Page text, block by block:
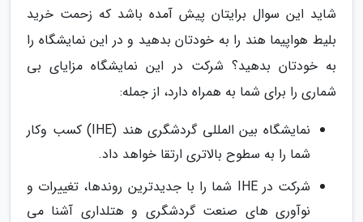
شاید این سوال برایتان پیش آمده باشد که زحمت خرید
بلیط هواپیما هند را به خودتان بدهید و در این نمایشگاه را
به خودتان بدهید؟ شرکت در این نمایشگاه مزایای بی
شماری را برای شما به همراه دارد، از جمله:
نمایشگاه بین المللی گردشگری هند (IHE) کسب وکار
شما را به سطوح بالاتری ارتقا خواهد داد.
شرکت در IHE شما را با جدیدترین روندها، تغییرات و
نوآوری های صنعت گردشگری و هتلداری آشنا می